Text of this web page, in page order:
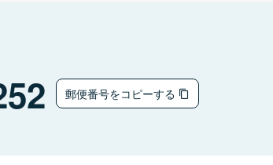
郵便番号をコピーする